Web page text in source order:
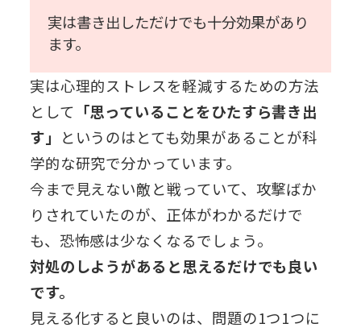
実は書き出しただけでも十分効果があり
ます。
実は心理的ストレスを軽減するための方法
として 「思っていることをひたすら書き出
す」 というのはとても効果があることが科
学的な研究で分かっています。
今まで見えない敵と戦っていて、攻撃ばか
りされていたのが、正体がわかるだけで
も、恐怖感は少なくなるでしょう。
対処のしようがあると思えるだけでも良い
です。
見える化すると良いのは、問題の1つ1つに